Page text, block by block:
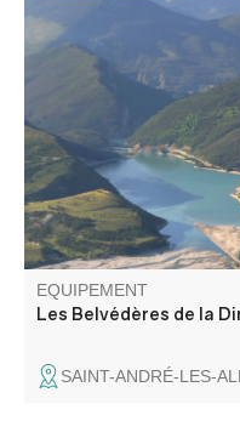
Circuit facile sur un joli
nombreux points de
Alpes et le lac de
EQUIPEMENT
Les Belvédères de la
SAINT-ANDRÉ-LES-